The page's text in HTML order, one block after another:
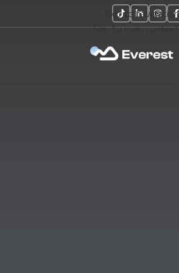
Skip to navigation
Skip to main content